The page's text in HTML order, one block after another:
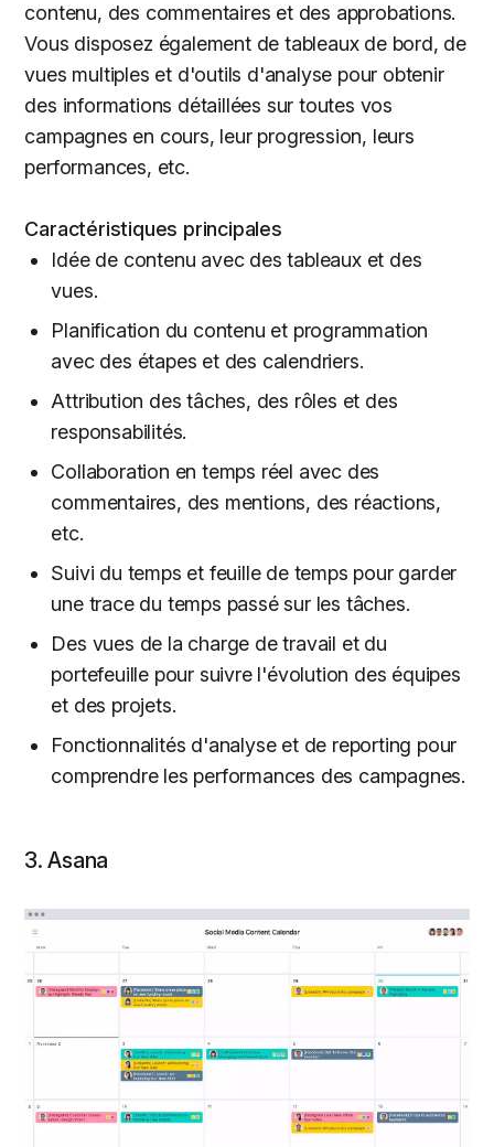
contenu, des commentaires et des approbations.
Vous disposez également de tableaux de bord, de
vues multiples et d'outils d'analyse pour obtenir
des informations détaillées sur toutes vos
campagnes en cours, leur progression, leurs
performances, etc.
Caractéristiques principales
Idée de contenu avec des tableaux et des
vues.
Planification du contenu et programmation
avec des étapes et des calendriers.
Attribution des tâches, des rôles et des
responsabilités.
Collaboration en temps réel avec des
commentaires, des mentions, des réactions,
etc.
Suivi du temps et feuille de temps pour garder
une trace du temps passé sur les tâches.
Des vues de la charge de travail et du
portefeuille pour suivre l'évolution des équipes
et des projets.
Fonctionnalités d'analyse et de reporting pour
comprendre les performances des campagnes.
3. Asana